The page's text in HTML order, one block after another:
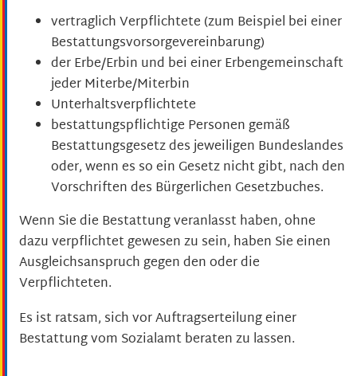
vertraglich Verpflichtete (zum Beispiel bei einer
Bestattungsvorsorgevereinbarung)
der Erbe/Erbin und bei einer Erbengemeinschaft
jeder Miterbe/Miterbin
Unterhaltsverpflichtete
bestattungspflichtige Personen gemäß
Bestattungsgesetz des jeweiligen Bundeslandes
oder, wenn es so ein Gesetz nicht gibt, nach den
Vorschriften des Bürgerlichen Gesetzbuches.
Wenn Sie die Bestattung veranlasst haben, ohne
dazu verpflichtet gewesen zu sein, haben Sie einen
Ausgleichsanspruch gegen den oder die
Verpflichteten.
Es ist ratsam, sich vor Auftragserteilung einer
Bestattung vom Sozialamt beraten zu lassen.